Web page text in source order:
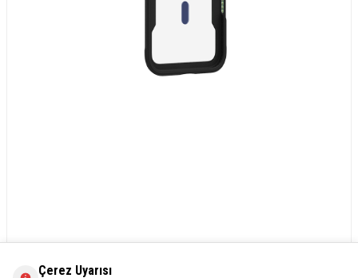
Çerez Uyarısı